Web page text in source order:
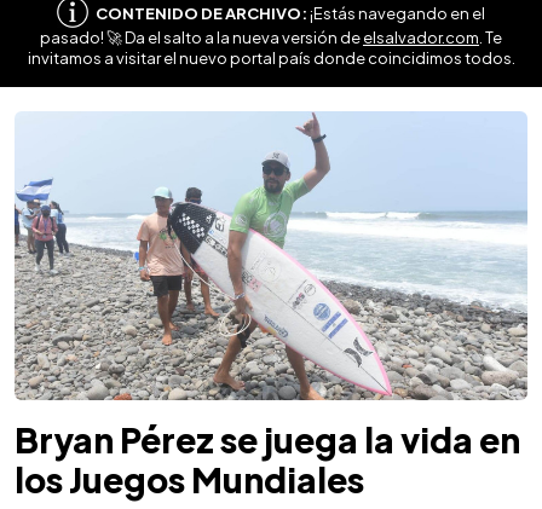
CONTENIDO DE ARCHIVO:¡Estás navegando en el
pasado! 🚀 Da el salto a la nueva versión deelsalvador.com . Te
invitamos a visitar el nuevo portal país donde coincidimos todos.
Bryan Pérez se juega la vida en
los Juegos Mundiales